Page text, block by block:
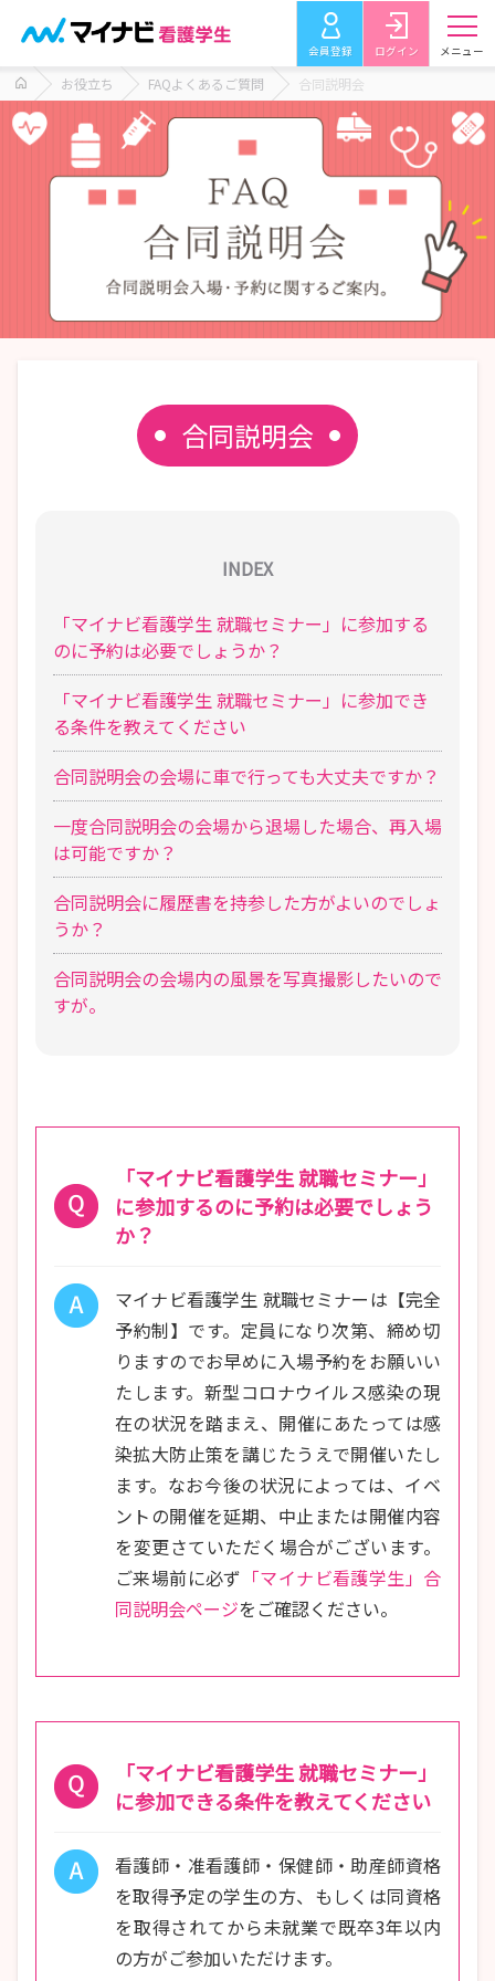
会員登録 ログイン メニュー
お役立ち FAQよくあるご質問 合同説明会
合同説明会
INDEX
「マイナビ看護学生 就職セミナー」に参加する
のに予約は必要でしょうか？
「マイナビ看護学生 就職セミナー」に参加でき
る条件を教えてください
合同説明会の会場に車で行っても大丈夫ですか？
一度合同説明会の会場から退場した場合、再入場
は可能ですか？
合同説明会に履歴書を持参した方がよいのでしょ
うか？
合同説明会の会場内の風景を写真撮影したいので
すが。
「マイナビ看護学生 就職セミナー」
に参加するのに予約は必要でしょう
か？
マイナビ看護学生 就職セミナーは【完全
予約制】です。定員になり次第、締め切
りますのでお早めに入場予約をお願いい
たします。新型コロナウイルス感染の現
在の状況を踏まえ、開催にあたっては感
染拡大防止策を講じたうえで開催いたし
ます。なお今後の状況によっては、イベ
ントの開催を延期、中止または開催内容
を変更さていただく場合がございます。
ご来場前に必ず 「マイナビ看護学生」合
同説明会ページをご確認ください。
「マイナビ看護学生 就職セミナー」
に参加できる条件を教えてください
看護師・准看護師・保健師・助産師資格
を取得予定の学生の方、もしくは同資格
を取得されてから未就業で既卒3年以内
の方がご参加いただけます。